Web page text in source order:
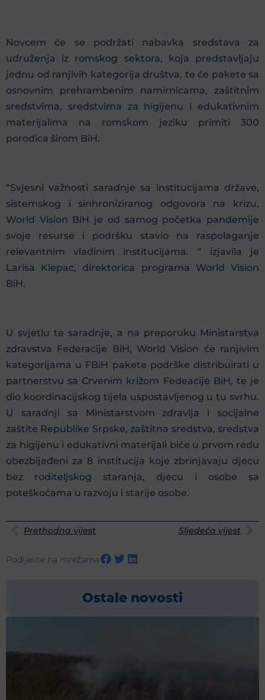
Novcem će se podržati nabavka sredstava za
udruženja iz romskog sektora, koja predstavljaju
jednu od ranjivih kategorija društva, te će pakete sa
osnovnim prehrambenim namirnicama, zaštitnim
sredstvima, sredstvima za higijenu i edukativnim
materijalima na romskom jeziku primiti 300
porodica širom BiH.
“Svjesni važnosti saradnje sa institucijama države,
sistemskog i sinhroniziranog odgovora na krizu,
World Vision BiH je od samog početka pandemije
svoje resurse i podršku stavio na raspolaganje
relevantnim vladinim institucijama. “ izjavila je
Larisa Klepac, direktorica programa World Vision
BiH.
U svjetlu te saradnje, a na preporuku Ministarstva
zdravstva Federacije BiH, World Vision će ranjivim
kategorijama u FBiH pakete podrške distribuirati u
partnerstvu sa Crvenim križom Fedeacije BiH, te je
dio koordinacijskog tijela uspostavljenog u tu svrhu.
U saradnji sa Ministarstvom zdravlja i socijalne
zaštite Republike Srpske, zaštitna sredstva, sredstva
za higijenu i edukativni materijali biće u prvom redu
obezbijeđeni za 8 institucija koje zbrinjavaju djecu
bez roditeljskog staranja, djecu i osobe sa
poteškoćama u razvoju i starije osobe.
Prethodna vijest Sljedeća vijest
Podijelite na mrežama
Ostale novosti